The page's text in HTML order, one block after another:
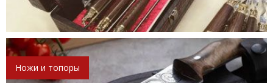
Ножи и топоры